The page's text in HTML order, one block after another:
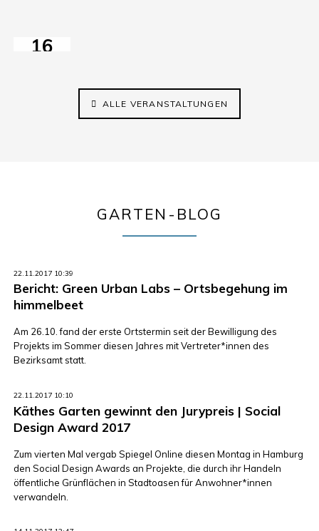
16
ALLE VERANSTALTUNGEN
GARTEN-BLOG
22.11.2017 10:39
Bericht: Green Urban Labs – Ortsbegehung im
himmelbeet
Am 26.10. fand der erste Ortstermin seit der Bewilligung des
Projekts im Sommer diesen Jahres mit Vertreter*innen des
Bezirksamt statt.
22.11.2017 10:10
Käthes Garten gewinnt den Jurypreis | Social
Design Award 2017
Zum vierten Mal vergab Spiegel Online diesen Montag in Hamburg
den Social Design Awards an Projekte, die durch ihr Handeln
öffentliche Grünflächen in Stadtoasen für Anwohner*innen
verwandeln.